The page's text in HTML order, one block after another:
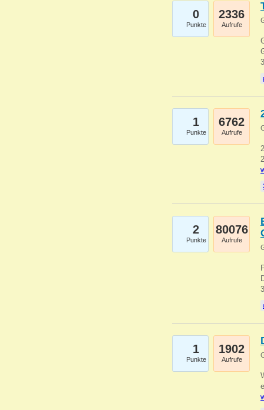
0
Punkte
2336
Aufrufe
1
Punkte
6762
Aufrufe
2
Punkte
80076
Aufrufe
1
Punkte
1902
Aufrufe